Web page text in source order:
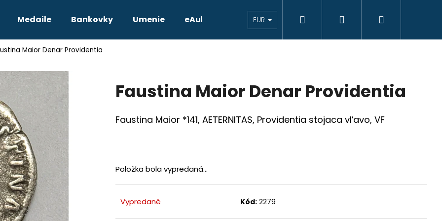
Medaile Bankovky Umenie eAukcie eAukcie bankovky VÝKUP Novinky
EUR Hľadať Prihlásenie
Maior Denar Providentia
Faustina Maior Denar Providentia
Faustina Maior *141, AETERNITAS, Providentia stojaca vľavo, VF
Položka bola vypredaná…
Vypredané Kód: 2279
Čo potrebujete nájsť?
HĽADAŤ
Odporúčame
PTOLEMAIOS VI.